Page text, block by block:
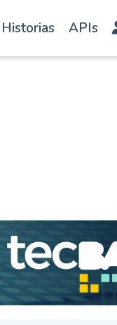
Historias APIs